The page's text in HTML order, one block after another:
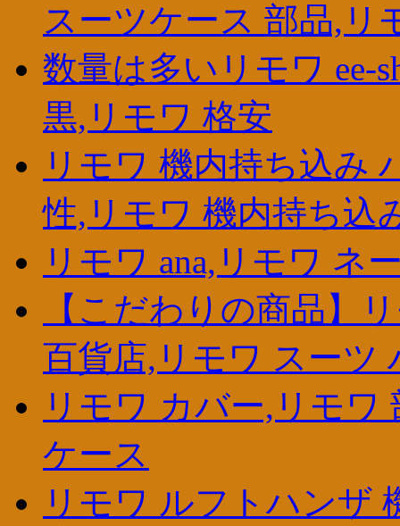
スーツケース 部品,リ
数量は多いリモワ ee-
黒,リモワ 格安
リモワ 機内持ち込み
性,リモワ 機内持ち込
リモワ ana,リモワ ネ
【こだわりの商品】
百貨店,リモワ スーツ
リモワ カバー,リモワ
ケース
リモワ ルフトハンザ